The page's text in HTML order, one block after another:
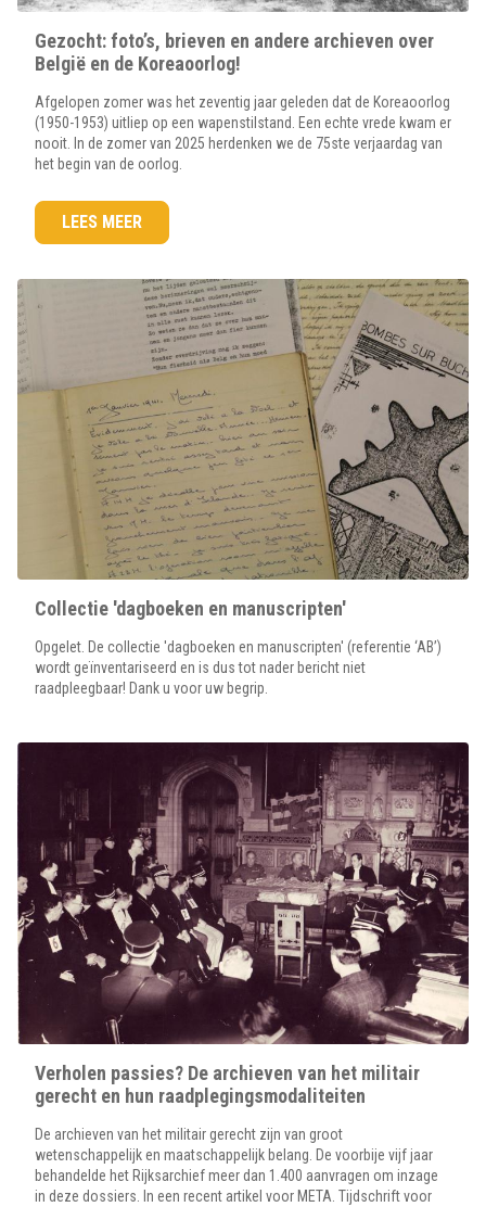
Gezocht: foto’s, brieven en andere archieven over
België en de Koreaoorlog!
Afgelopen zomer was het zeventig jaar geleden dat de Koreaoorlog
(1950-1953) uitliep op een wapenstilstand. Een echte vrede kwam er
nooit. In de zomer van 2025 herdenken we de 75ste verjaardag van
het begin van de oorlog.
LEES MEER
Collectie 'dagboeken en manuscripten'
Opgelet. De collectie 'dagboeken en manuscripten' (referentie ‘AB’)
wordt geïnventariseerd en is dus tot nader bericht niet
raadpleegbaar! Dank u voor uw begrip.
Verholen passies? De archieven van het militair
gerecht en hun raadplegingsmodaliteiten
De archieven van het militair gerecht zijn van groot
wetenschappelijk en maatschappelijk belang. De voorbije vijf jaar
behandelde het Rijksarchief meer dan 1.400 aanvragen om inzage
in deze dossiers. In een recent artikel voor META. Tijdschrift voor